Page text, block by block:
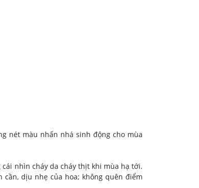
nét màu nhấn nhá sinh động cho mùa
nhìn cháy da cháy thịt khi mùa hạ tới.
dịu nhẹ của hoa; không quên điểm